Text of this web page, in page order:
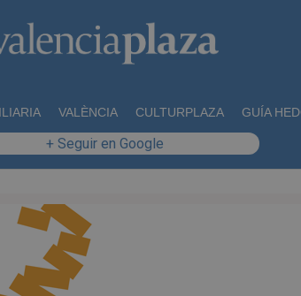
VALÈNCIA CULTURPLAZA GUÍA
+ Seguir en Google